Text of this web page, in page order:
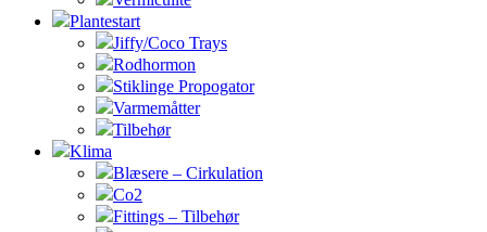
Plantestart
Jiffy/Coco Trays
Rodhormon
Stiklinge Propogator
Varmemåtter
Tilbehør
Klima
Blæsere – Cirkulation
Co2
Fittings – Tilbehør